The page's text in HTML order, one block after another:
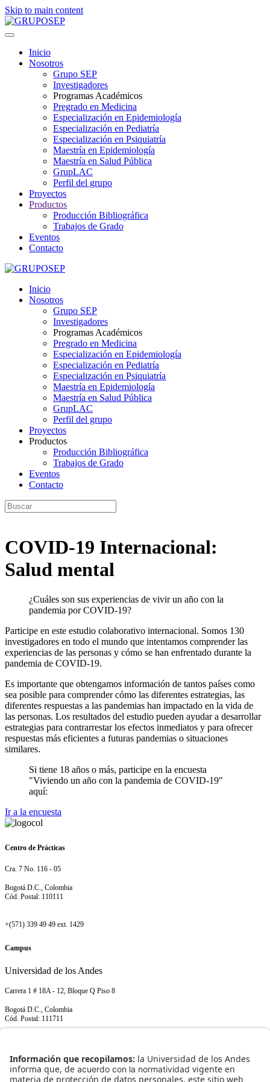
Skip to main content
Inicio
Nosotros
Grupo SEP
Investigadores
Programas Académicos
Pregrado en Medicina
Especialización en Epidemiología
Especialización en Pediatría
Especialización en Psiquiatría
Maestría en Epidemiología
Maestría en Salud Pública
GrupLAC
Perfil del grupo
Proyectos
Productos
Producción Bibliográfica
Trabajos de Grado
Eventos
Contacto
Inicio
Nosotros
Grupo SEP
Investigadores
Programas Académicos
Pregrado en Medicina
Especialización en Epidemiología
Especialización en Pediatría
Especialización en Psiquiatría
Maestría en Epidemiología
Maestría en Salud Pública
GrupLAC
Perfil del grupo
Proyectos
Productos
Producción Bibliográfica
Trabajos de Grado
Eventos
Contacto
COVID-19 Internacional:
Salud mental
¿Cuáles son sus experiencias de vivir un año con la
pandemia por COVID-19?
Participe en este estudio colaborativo internacional. Somos 130
investigadores en todo el mundo que intentamos comprender las
experiencias de las personas y cómo se han enfrentado durante la
pandemia de COVID-19.
Es importante que obtengamos información de tantos países como
sea posible para comprender cómo las diferentes estrategias, las
diferentes respuestas a las pandemias han impactado en la vida de
las personas. Los resultados del estudio pueden ayudar a desarrollar
estrategias para contrarrestar los efectos inmediatos y para ofrecer
respuestas más eficientes a futuras pandemias o situaciones
similares.
Si tiene 18 años o más, participe en la encuesta
"Viviendo un año con la pandemia de COVID-19"
aquí:
Ir a la encuesta
Centro de Prácticas
Cra. 7 No. 116 - 05
Bogotá D.C., Colombia
Cód. Postal: 110111
+(571) 339 49 49 ext. 1429
Campus
Universidad de los Andes
Carrera 1 # 18A - 12, Bloque Q Piso 8
Bogotá D.C., Colombia
Cód. Postal: 111711
NORMATIVIDAD INSTITUCIONAL